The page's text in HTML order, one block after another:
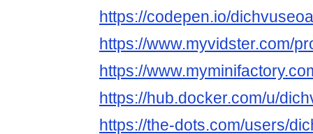
https://codepen.io/
https://www.myvidster.com/
https://
https://hub.docker.com/u/
https://the-dots.com/users/